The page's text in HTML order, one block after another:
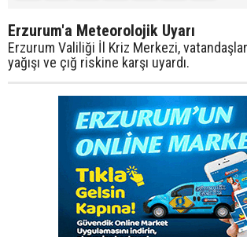
Erzurum'a Meteorolojik Uyarı
Erzurum Valiliği İl Kriz Merkezi,
yağışı ve çığ riskine karşı uyardı.